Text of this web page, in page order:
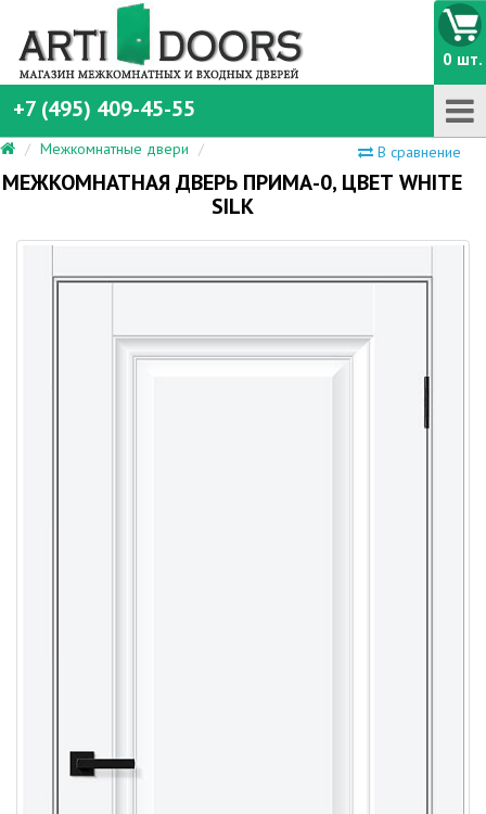
+7 (495) 409-45-55
0 шт.
В сравнение
Межкомнатные двери
МЕЖКОМНАТНАЯ ДВЕРЬ ПРИМА-0, ЦВЕТ WHITE
SILK